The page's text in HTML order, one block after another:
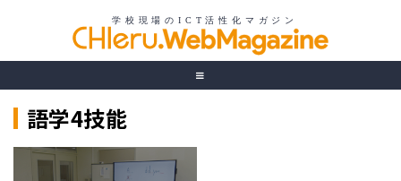
語学4技能